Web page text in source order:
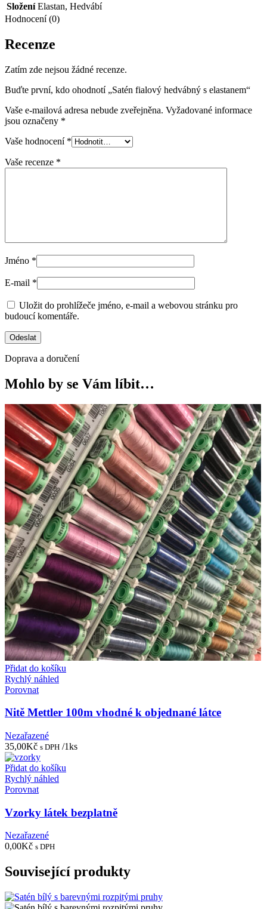
Složení Elastan, Hedvábí
Hodnocení (0)
Recenze
Zatím zde nejsou žádné recenze.
Buďte první, kdo ohodnotí „Satén fialový hedvábný s elastanem“
Vaše e-mailová adresa nebude zveřejněna. Vyžadované informace
jsou označeny *
Vaše hodnocení *
Vaše recenze *
Jméno *
E-mail *
Uložit do prohlížeče jméno, e-mail a webovou stránku pro
budoucí komentáře.
Doprava a doručení
Mohlo by se Vám líbit…
Přidat do košíku
Rychlý náhled
Porovnat
Nitě Mettler 100m vhodné k objednané látce
Nezařazené
35,00Kč s DPH /1ks
Přidat do košíku
Rychlý náhled
Porovnat
Vzorky látek bezplatně
Nezařazené
0,00Kč s DPH
Související produkty